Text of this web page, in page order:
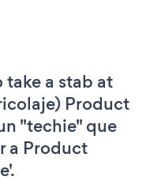
a stab at
Product
"techie" que
a Product